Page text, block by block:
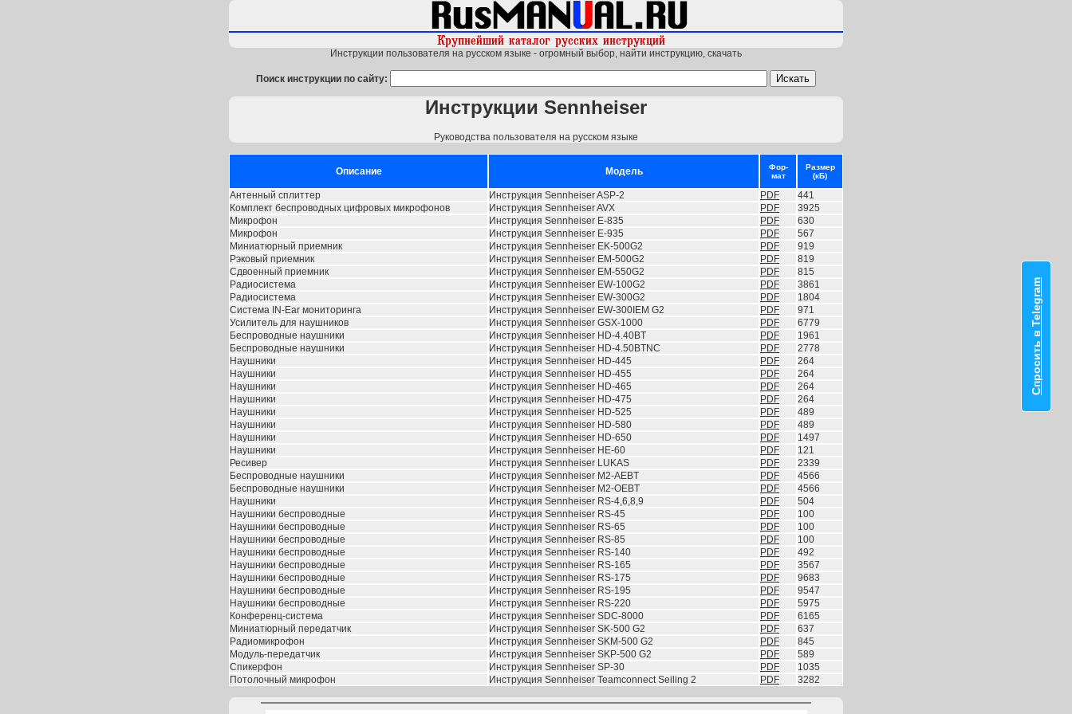
Инструкции пользователя на русском языке - огромный выбор, найти инструкцию, скачать
Поиск инструкции по сайту:
Инструкции Sennheiser
Руководства пользователя на русском языке
Описание Модель
Фор-
мат
Размер
(кБ)
Антенный сплиттер Инструкция Sennheiser ASP-2 PDF
441
Комплект беспроводных цифровых микрофонов
Инструкция Sennheiser AVX PDF
3925
Микрофон
Инструкция Sennheiser E-835 PDF
630
Микрофон
Инструкция Sennheiser E-935 PDF
567
Миниатюрный приемник
Инструкция Sennheiser EK-500G2 PDF
919
Рэковый приемник
Инструкция Sennheiser EM-500G2 PDF
819
Сдвоенный приемник
Инструкция Sennheiser EM-550G2 PDF
815
Радиосистема
Инструкция Sennheiser EW-100G2 PDF
3861
Радиосистема
Инструкция Sennheiser EW-300G2 PDF
1804
Система IN-Ear мониторинга
Инструкция Sennheiser EW-300IEM G2 PDF
971
Усилитель для наушников
Инструкция Sennheiser GSX-1000 PDF
6779
Беспроводные наушники
Инструкция Sennheiser HD-4.40BT PDF
1961
Беспроводные наушники
Инструкция Sennheiser HD-4.50BTNC PDF
2778
Наушники
Инструкция Sennheiser HD-445 PDF
264
Наушники
Инструкция Sennheiser HD-455 PDF
264
Наушники
Инструкция Sennheiser HD-465 PDF
264
Наушники
Инструкция Sennheiser HD-475 PDF
264
Наушники
Инструкция Sennheiser HD-525 PDF
489
Наушники
Инструкция Sennheiser HD-580 PDF
489
Наушники
Инструкция Sennheiser HD-650 PDF
1497
Наушники
Инструкция Sennheiser HE-60 PDF
121
Ресивер
Инструкция Sennheiser LUKAS PDF
2339
Беспроводные наушники
Инструкция Sennheiser M2-AEBT PDF
4566
Беспроводные наушники
Инструкция Sennheiser M2-OEBT PDF
4566
Наушники
Инструкция Sennheiser RS-4,6,8,9 PDF
504
Наушники беспроводные
Инструкция Sennheiser RS-45 PDF
100
Наушники беспроводные
Инструкция Sennheiser RS-65 PDF
100
Наушники беспроводные
Инструкция Sennheiser RS-85 PDF
100
Наушники беспроводные
Инструкция Sennheiser RS-140 PDF
492
Наушники беспроводные
Инструкция Sennheiser RS-165 PDF
3567
Наушники беспроводные
Инструкция Sennheiser RS-175 PDF
9683
Наушники беспроводные
Инструкция Sennheiser RS-195 PDF
9547
Наушники беспроводные
Инструкция Sennheiser RS-220 PDF
5975
Конференц-система
Инструкция Sennheiser SDC-8000 PDF
6165
Миниатюрный передатчик
Инструкция Sennheiser SK-500 G2 PDF
637
Радиомикрофон
Инструкция Sennheiser SKM-500 G2 PDF
845
Модуль-передатчик
Инструкция Sennheiser SKP-500 G2 PDF
589
Спикерфон
Инструкция Sennheiser SP-30 PDF
1035
Потолочный микрофон
Инструкция Sennheiser Teamconnect Seiling 2 PDF 3282
Спросить в Telegram